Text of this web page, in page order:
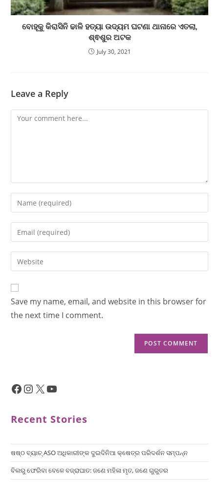
ବୋହୂକୁ କିରାସିନି ଢାଳି ହତ୍ୟା ଉଦ୍ୟମ ଘଟଣା ଥାନାରେ ଏତଲା,
ଶ୍ଵଶୁର ଅଟକ
July 30, 2021
Leave a Reply
Save my name, email, and website in this browser for
the next time I comment.
Recent Stories
ଷଷ୍ଠ ବ୍ୟାଚ୍‌ ASO ଅଧିକାରୀଙ୍କ ଦୁଇଦିନିଆ କ୍ଷେତ୍ର ପରିଦର୍ଶନ ସମ୍ପନ୍ନ
ବିଲରୁ ଫେରିବା ବେଳେ ବଜ୍ରାଘାତ: ଜଣେ ମହିଳା ମୃତ, ଜଣେ ଗୁରୁତର